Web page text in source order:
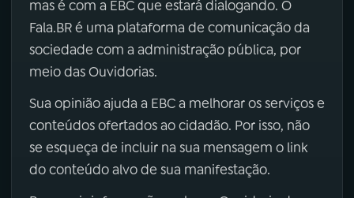
mas é com a EBC que estará dialogando. O
Fala.BR é uma plataforma de comunicação da
sociedade com a administração pública, por
meio das Ouvidorias.
Sua opinião ajuda a EBC a melhorar os serviços e
conteúdos ofertados ao cidadão. Por isso, não
se esqueça de incluir na sua mensagem o link
do conteúdo alvo de sua manifestação.